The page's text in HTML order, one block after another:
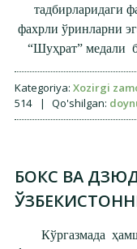
тадбирларидаги
фахрли ўринларни
“Шуҳрат”
Kategoriya: Xozirgi
514
| Qo'shilgan:
БОКС ВА
Кўргазмада